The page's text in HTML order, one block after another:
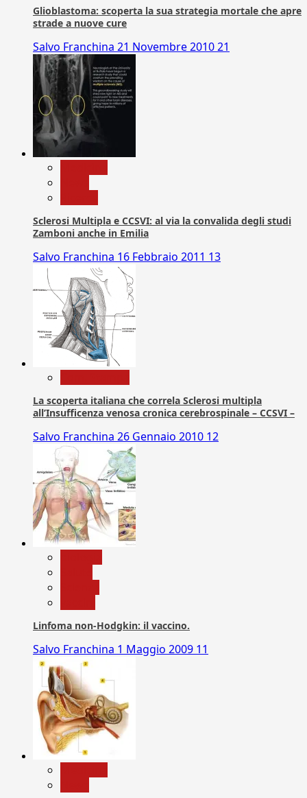
Glioblastoma: scoperta la sua strategia mortale che apre
strade a nuove cure
Salvo Franchina 21 Novembre 201021
Sclerosi Multipla e CCSVI: al via la convalida degli studi
Zamboni anche in Emilia
Salvo Franchina 16 Febbraio 2011 13
La scoperta italiana che correla Sclerosi multipla
all’Insufficenza venosa cronica cerebrospinale – CCSVI –
Salvo Franchina 26 Gennaio 2010 12
Linfoma non-Hodgkin: il vaccino.
Salvo Franchina 1 Maggio 2009 11